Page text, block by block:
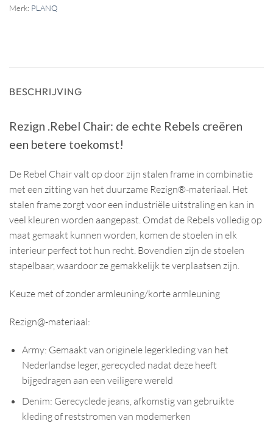
Merk: PLANQ
BESCHRIJVING
Rezign .Rebel Chair: de echte Rebels creëren
een betere toekomst!
De Rebel Chair valt op door zijn stalen frame in combinatie
met een zitting van het duurzame Rezign®-materiaal. Het
stalen frame zorgt voor een industriële uitstraling en kan in
veel kleuren worden aangepast. Omdat de Rebels volledig op
maat gemaakt kunnen worden, komen de stoelen in elk
interieur perfect tot hun recht. Bovendien zijn de stoelen
stapelbaar, waardoor ze gemakkelijk te verplaatsen zijn.
Keuze met of zonder armleuning/korte armleuning
Rezign@-materiaal:
Army: Gemaakt van originele legerkleding van het
Nederlandse leger, gerecycled nadat deze heeft
bijgedragen aan een veiligere wereld
Denim: Gerecyclede jeans, afkomstig van gebruikte
kleding of reststromen van modemerken